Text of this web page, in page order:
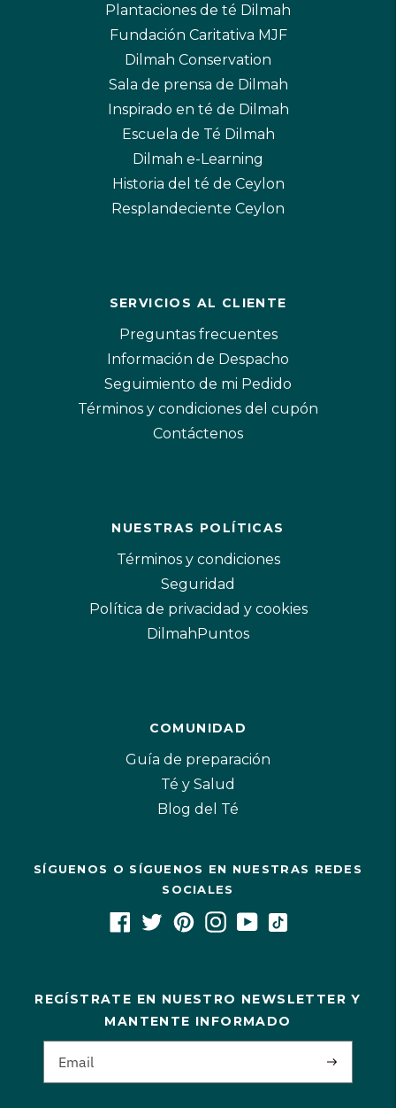
Plantaciones de té Dilmah
Fundación Caritativa MJF
Dilmah Conservation
Sala de prensa de Dilmah
Inspirado en té de Dilmah
Escuela de Té Dilmah
Dilmah e-Learning
Historia del té de Ceylon
Resplandeciente Ceylon
SERVICIOS AL CLIENTE
Preguntas frecuentes
Información de Despacho
Seguimiento de mi Pedido
Términos y condiciones del cupón
Contáctenos
NUESTRAS POLÍTICAS
Términos y condiciones
Seguridad
Política de privacidad y cookies
DilmahPuntos
COMUNIDAD
Guía de preparación
Té y Salud
Blog del Té
SÍGUENOS O SÍGUENOS EN NUESTRAS REDES
SOCIALES
REGÍSTRATE EN NUESTRO NEWSLETTER Y
MANTENTE INFORMADO